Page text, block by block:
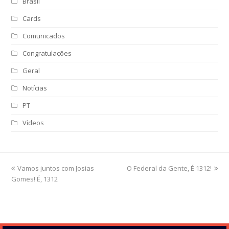
Cards
Comunicados
Congratulações
Geral
Notícias
PT
Vídeos
previous
post:
Vamos juntos com Josias
Gomes! É, 1312
next
O Federal da Gente, É 1312!